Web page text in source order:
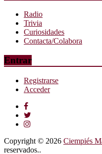
Radio
Trivia
Curiosidades
Contacta/Colabora
Entrar
Registrarse
Acceder
Copyright © 2026 Ciempiés
reservados..